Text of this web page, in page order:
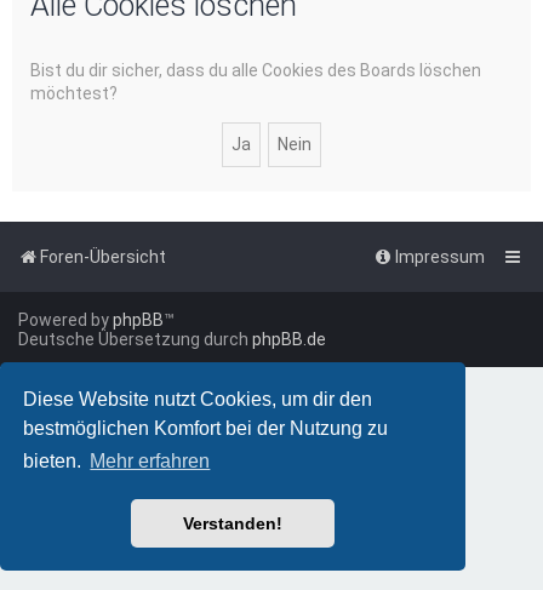
Diese Website nutzt Cookies, um dir den
bestmöglichen Komfort bei der Nutzung zu
bieten. Mehr erfahren
Verstanden!
Bist du dir sicher, dass du alle Cookies des Boards löschen
möchtest?
Foren-Übersicht Impressum
Powered byphpBB™
Deutsche Übersetzung durch phpBB.de